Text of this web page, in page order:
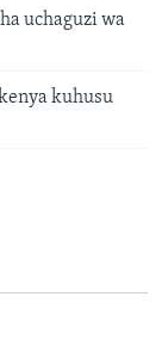
uchaguzi wa
kuhusu